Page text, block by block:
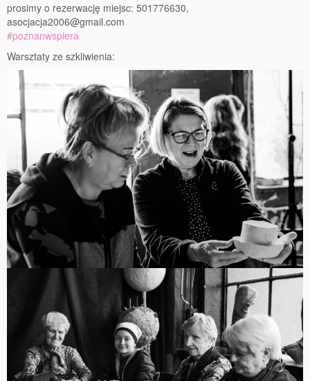
prosimy o rezerwację miejsc: 501776630,
asocjacja2006@gmail.com
#poznanwspiera
Warsztaty ze szkliwienia: